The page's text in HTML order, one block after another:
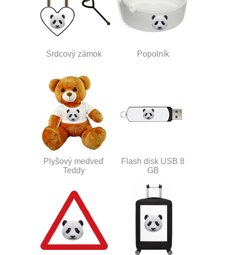
Srdcový zámok Popolník
Plyšový medveď
Teddy
Flash disk USB 8
GB